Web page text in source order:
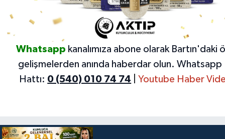
Whatsapp kanalımıza abone olarak Bartın'daki
gelişmelerden anında haberdar olun. Whatsapp
Hattı: 0 (540) 010 74 74 Youtube Haber